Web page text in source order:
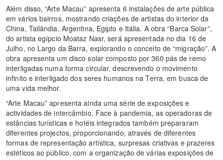
Além disso, “Arte Macau” apresenta 6 instalações de arte pública
em vários bairros, mostrando criações de artistas do interior da
China, Tailândia, Argentina, Egipto e Itália. A obra “Barca Solar”,
do artista egípcio Moataz Nasr, será apresentada no dia 16 de
Julho, no Largo da Barra, explorando o conceito de “migração”. A
obra apresenta um disco solar composto por 360 pás de remo
interligadas numa forma circular, descrevendo o movimento
infinito e interligado dos seres humanos na Terra, em busca de
uma vida melhor.
“Arte Macau” apresenta ainda uma série de exposições e
actividades de intercâmbio. Face à pandemia, as operadoras de
estâncias turísticas e hotéis integrados também prepararam
diferentes projectos, proporcionando, através de diferentes
formas de representação artística, surpresas criativas e prazeres
estéticos ao público, com a organização de várias exposições de